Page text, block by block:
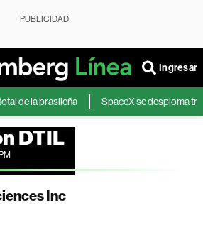
PUBLICIDAD
Ingresar
brasileña SpaceX se desploma tras unos
DTIL
Inc